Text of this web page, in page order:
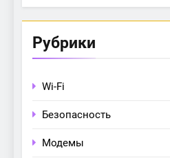
Рубрики
Wi-Fi
Безопасность
Модемы